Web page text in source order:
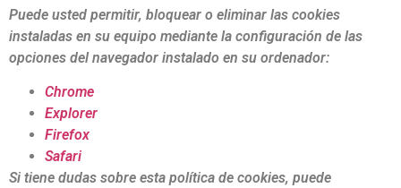
Puede usted permitir, bloquear o eliminar las cookies
instaladas en su equipo mediante la configuración de las
opciones del navegador instalado en su ordenador:
Chrome
Explorer
Firefox
Safari
Si tiene dudas sobre esta política de cookies, puede